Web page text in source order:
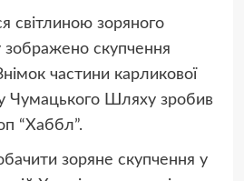
світлиною зоряного
скупчення
частини карликової
Чумацького Шляху зробив
“Хаббл”.
зоряне скупчення у